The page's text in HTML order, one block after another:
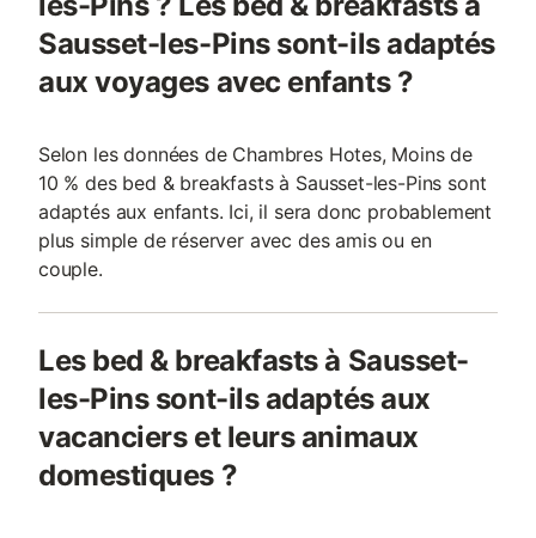
Sausset-les-Pins sont-ils adaptés
aux voyages avec enfants ?
Selon les données de Chambres Hotes, Moins de
10 % des bed & breakfasts à Sausset-les-Pins sont
adaptés aux enfants. Ici, il sera donc probablement
plus simple de réserver avec des amis ou en
couple.
Les bed & breakfasts à Sausset-
les-Pins sont-ils adaptés aux
vacanciers et leurs animaux
domestiques ?